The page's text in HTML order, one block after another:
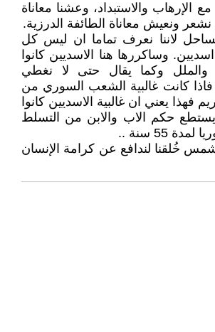
الإرهاب والاستبداد، وعشنا معاناة
نشعر ونعيش معاناة الطائفة الدرزية.
لاننا نعرف تماما ان ليس كل
وساكررها هنا الاسديين كانوا
وكما يقال حتى لا نغطي
فاذا كانت غالبية الشعب السوري من
فهذا يعني ان غالبية الاسديين كانوا
حكم الاب والابن من التسلط
55 سنة ..
خُلقنا لندافع عن كرامة الإنسان